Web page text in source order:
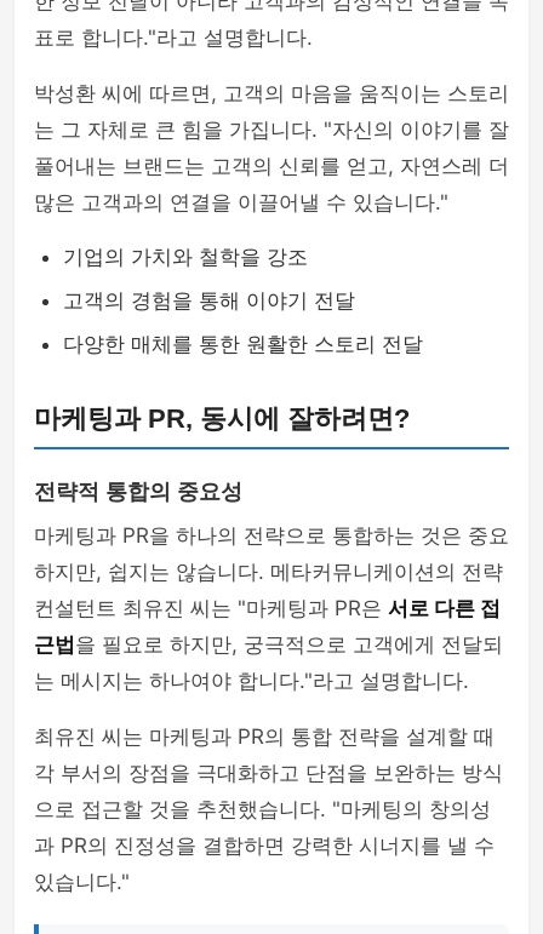
표로 합니다."라고 설명합니다.
박성환 씨에 따르면, 고객의 마음을 움직이는 스토리
는 그 자체로 큰 힘을 가집니다. "자신의 이야기를 잘
풀어내는 브랜드는 고객의 신뢰를 얻고, 자연스레 더
많은 고객과의 연결을 이끌어낼 수 있습니다."
기업의 가치와 철학을 강조
고객의 경험을 통해 이야기 전달
다양한 매체를 통한 원활한 스토리 전달
마케팅과 PR, 동시에 잘하려면?
전략적 통합의 중요성
마케팅과 PR을 하나의 전략으로 통합하는 것은 중요
하지만, 쉽지는 않습니다. 메타커뮤니케이션의 전략
컨설턴트 최유진 씨는 "마케팅과 PR은 서로 다른 접
근법 을 필요로 하지만, 궁극적으로 고객에게 전달되
는 메시지는 하나여야 합니다."라고 설명합니다.
최유진 씨는 마케팅과 PR의 통합 전략을 설계할 때
각 부서의 장점을 극대화하고 단점을 보완하는 방식
으로 접근할 것을 추천했습니다. "마케팅의 창의성
과 PR의 진정성을 결합하면 강력한 시너지를 낼 수
있습니다."